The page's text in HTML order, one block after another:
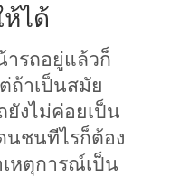
ได้
ารถอยู่แล้วก็
ถ้าเป็นสมัย
งไม่ค่อยเป็น
นชนทีไรก็ต้อง
หตุการณ์เป็น